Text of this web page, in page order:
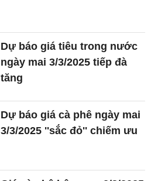
Dự báo giá tiêu trong nước
ngày mai 3/3/2025 tiếp đà
tăng
Dự báo giá cà phê ngày mai
3/3/2025 ''sắc đỏ'' chiếm ưu